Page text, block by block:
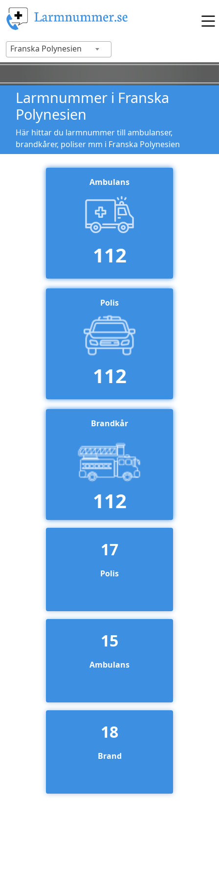
Franska Polynesien
Larmnummer i Franska
Polynesien
Här hittar du larmnummer till ambulanser,
brandkårer, poliser mm i Franska Polynesien
Ambulans
112
Polis
112
Brandkår
112
17
Polis
15
Ambulans
18
Brand